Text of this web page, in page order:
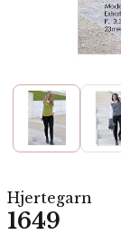
Hjertegarn
1649